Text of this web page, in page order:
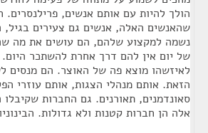
הולך להיות עם אותם אנשים, פרילנסרים.
שהאנשים האלה, אנשים גם צעירים בגיל,
נשמה למקצוע שלהם, הם עושים את מה
של יום אין להם דרך אחרת להשתכר
לאיזשהו מוצא פה של האוצר. הם מנסים
הזאת. אותם מנהלי הצגות, אותם עוזרי
סאונדמנים, תאורנים. גם החברות
אלה הן חברות קטנות ולא גדולות.